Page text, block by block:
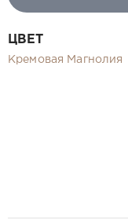
ЦВЕТ
Кремовая Магнолия